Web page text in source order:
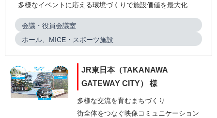
多様なイベントに応える環境づくりで施設価値を最大化
会議・役員会議室
ホール、MICE・スポーツ施設
JR東日本（TAKANAWA
GATEWAY CITY） 様
多様な交流を育むまちづくり
街全体をつなぐ映像コミュニケーション